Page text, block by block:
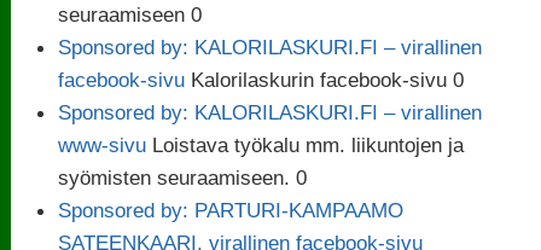
seuraamiseen 0
Sponsored by: KALORILASKURI.FI – virallinen
facebook-sivu Kalorilaskurin facebook-sivu 0
Sponsored by: KALORILASKURI.FI – virallinen
www-sivu Loistava työkalu mm. liikuntojen ja
syömisten seuraamiseen. 0
Sponsored by: PARTURI-KAMPAAMO
SATEENKAARI, virallinen facebook-sivu